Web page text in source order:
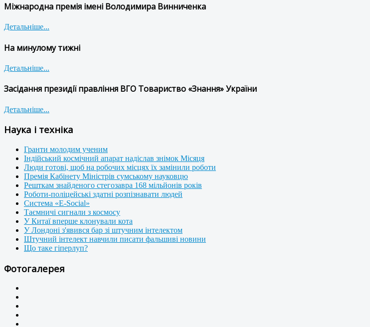
Міжнародна премія імені Володимира Винниченка
Детальніше...
На минулому тижні
Детальніше...
Засідання президії правління ВГО Товариство «Знання» України
Детальніше...
Наука і техніка
Гранти молодим ученим
Індійський космічний апарат надіслав знімок Місяця
Люди готові, щоб на робочих місцях їх замінили роботи
Премія Кабінету Міністрів сумському науковцю
Решткам знайденого стегозавра 168 мільйонів років
Роботи-поліцейські здатні розпізнавати людей
Система «E-Social»
Таємничі сигнали з космосу
У Китаї вперше клонували кота
У Лондоні з'явився бар зі штучним інтелектом
Штучний інтелект навчили писати фальшиві новини
Що таке гіперлуп?
Фотогалерея